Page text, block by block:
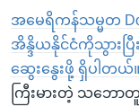
ကျော်
ရန်
အမေရိကန်သမ္မတ
အိန္ဒိယနိုင်ငံကိုသွားပြီ
ဆွေးနွေးဖို့ ရှိပါတယ်။
ကြီးမားတဲ့ သဘေ